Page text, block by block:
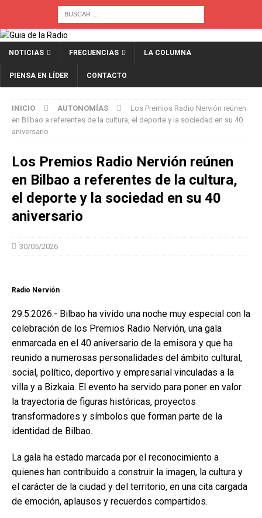
NOTICIAS FRECUENCIAS LA COLUMNA
PIENSA EN LÍDER CONTACTO
INICIO AUTONOMÍAS
Los Premios Radio Nervión reúnen
en Bilbao a referentes de la cultura, el deporte y la sociedad en su 40
aniversario
Los Premios Radio Nervión reúnen
en Bilbao a referentes de la cultura,
el deporte y la sociedad en su 40
aniversario
30/05/2026
Radio Nervión
29.5.2026.- Bilbao ha vivido una noche muy especial con la
celebración de los Premios Radio Nervión, una gala
enmarcada en el 40 aniversario de la emisora y que ha
reunido a numerosas personalidades del ámbito cultural,
social, político, deportivo y empresarial vinculadas a la
villa y a Bizkaia. El evento ha servido para poner en valor
la trayectoria de figuras históricas, proyectos
transformadores y símbolos que forman parte de la
identidad de Bilbao.
La gala ha estado marcada por el reconocimiento a
quienes han contribuido a construir la imagen, la cultura y
el carácter de la ciudad y del territorio, en una cita cargada
de emoción, aplausos y recuerdos compartidos.